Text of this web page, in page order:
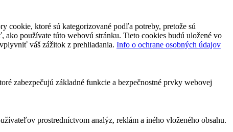
cookie, ktoré sú kategorizované podľa potreby, pretože sú
používate túto webovú stránku. Tieto cookies budú uložené vo
váš zážitok z prehliadania. Info o ochrane osobných údajov
zabezpečujú základné funkcie a bezpečnostné prvky webovej
prostredníctvom analýz, reklám a iného vloženého obsahu.